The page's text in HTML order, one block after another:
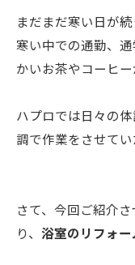
まだまだ寒い日が
寒い中での通勤、
かいお茶やコーヒ
ハプロでは日々の
調で作業をさせて
さて、今回ご紹介
り、 浴室のリフォー